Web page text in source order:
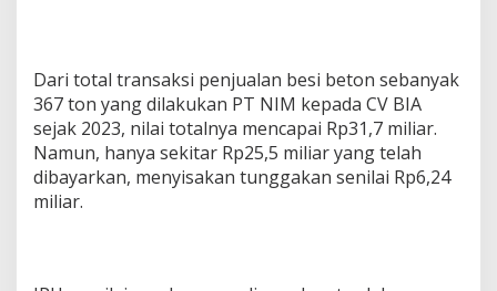
Dari total transaksi penjualan besi beton sebanyak
367 ton yang dilakukan PT NIM kepada CV BIA
sejak 2023, nilai totalnya mencapai Rp31,7 miliar.
Namun, hanya sekitar Rp25,5 miliar yang telah
dibayarkan, menyisakan tunggakan senilai Rp6,24
miliar.